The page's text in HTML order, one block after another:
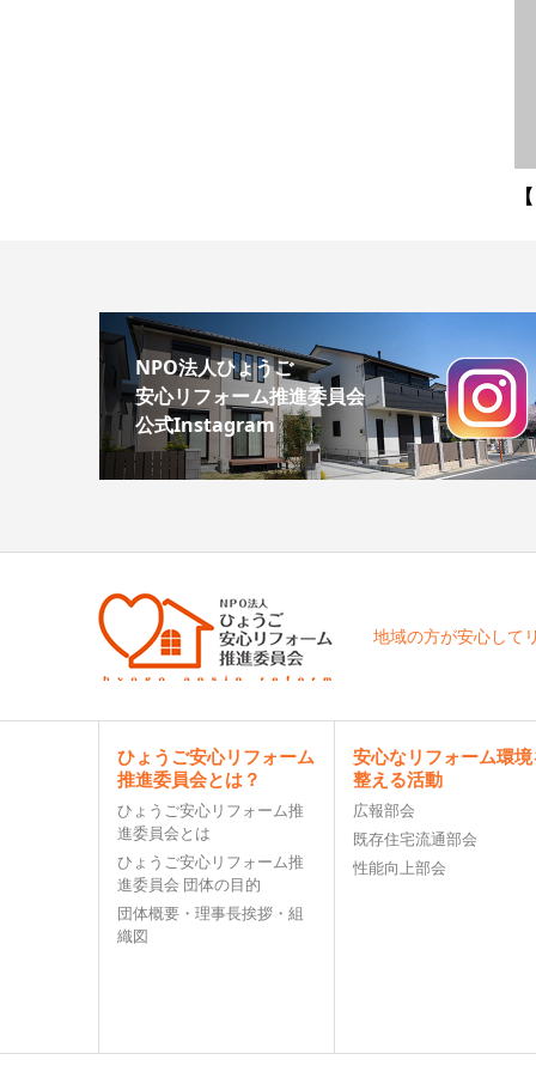
NPO法人ひょうご
安心リフォーム推進委員会
公式Instagram
地域の方が安心して
ひょうご安心リフォーム
推進委員会とは？
ひょうご安心リフォーム推
進委員会とは
ひょうご安心リフォーム推
進委員会 団体の目的
団体概要・理事⻑挨拶・組
織図
安心なリフォーム環境
整える活動
広報部会
既存住宅流通部会
性能向上部会